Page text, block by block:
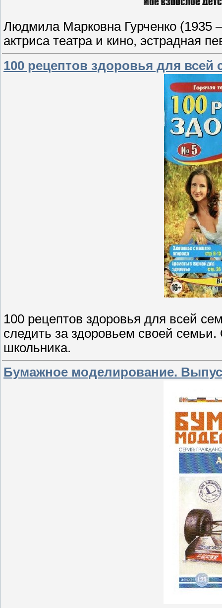
Людмила Марковна Гурченко (1935
актриса театра и кино, эстрадная
100 рецептов здоровья для
100 рецептов здоровья для всей
следить за здоровьем своей
школьника.
Бумажное моделирование.